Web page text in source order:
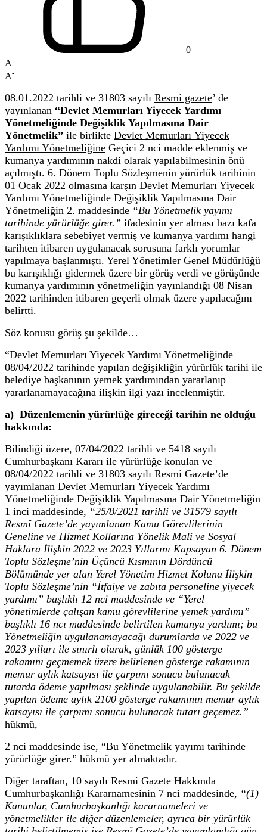
0
A+
A-
08.01.2022 tarihli ve 31803 sayılı Resmi gazete’ de
yayınlanan “Devlet Memurları Yiyecek Yardımı
Yönetmeliğinde Değişiklik Yapılmasına Dair
Yönetmelik” ile birlikte Devlet Memurları Yiyecek
Yardımı Yönetmeliğine Geçici 2 nci madde eklenmiş ve
kumanya yardımının nakdi olarak yapılabilmesinin önü
açılmıştı. 6. Dönem Toplu Sözleşmenin yürürlük tarihinin
01 Ocak 2022 olmasına karşın Devlet Memurları Yiyecek
Yardımı Yönetmeliğinde Değişiklik Yapılmasına Dair
Yönetmeliğin 2. maddesinde “Bu Yönetmelik yayımı
tarihinde yürürlüğe girer.” ifadesinin yer alması bazı kafa
karışıklıklara sebebiyet vermiş ve kumanya yardımı hangi
tarihten itibaren uygulanacak sorusuna farklı yorumlar
yapılmaya başlanmıştı. Yerel Yönetimler Genel Müdürlüğü
bu karışıklığı gidermek üzere bir görüş verdi ve görüşünde
kumanya yardımının yönetmeliğin yayınlandığı 08 Nisan
2022 tarihinden itibaren geçerli olmak üzere yapılacağını
belirtti.
Söz konusu görüş şu şekilde…
“Devlet Memurları Yiyecek Yardımı Yönetmeliğinde
08/04/2022 tarihinde yapılan değişikliğin yürürlük tarihi ile
belediye başkanının yemek yardımından yararlanıp
yararlanamayacağına ilişkin ilgi yazı incelenmiştir.
a) Düzenlemenin yürürlüğe gireceği tarihin ne olduğu
hakkında:
Bilindiği üzere, 07/04/2022 tarihli ve 5418 sayılı
Cumhurbaşkanı Kararı ile yürürlüğe konulan ve
08/04/2022 tarihli ve 31803 sayılı Resmi Gazete’de
yayımlanan Devlet Memurları Yiyecek Yardımı
Yönetmeliğinde Değişiklik Yapılmasına Dair Yönetmeliğin
1 inci maddesinde, “25/8/2021 tarihli ve 31579 sayılı
Resmî Gazete’de yayımlanan Kamu Görevlilerinin
Geneline ve Hizmet Kollarına Yönelik Mali ve Sosyal
Haklara İlişkin 2022 ve 2023 Yıllarını Kapsayan 6. Dönem
Toplu Sözleşme’nin Üçüncü Kısmının Dördüncü
Bölümünde yer alan Yerel Yönetim Hizmet Koluna İlişkin
Toplu Sözleşme’nin “İtfaiye ve zabıta personeline yiyecek
yardımı” başlıklı 12 nci maddesinde ve “Yerel
yönetimlerde çalışan kamu görevlilerine yemek yardımı”
başlıklı 16 ncı maddesinde belirtilen kumanya yardımı; bu
Yönetmeliğin uygulanamayacağı durumlarda ve 2022 ve
2023 yılları ile sınırlı olarak, günlük 100 gösterge
rakamını geçmemek üzere belirlenen gösterge rakamının
memur aylık katsayısı ile çarpımı sonucu bulunacak
tutarda ödeme yapılması şeklinde uygulanabilir. Bu şekilde
yapılan ödeme aylık 2100 gösterge rakamının memur aylık
katsayısı ile çarpımı sonucu bulunacak tutarı geçemez.”
hükmü,
2 nci maddesinde ise, “Bu Yönetmelik yayımı tarihinde
yürürlüğe girer.” hükmü yer almaktadır.
Diğer taraftan, 10 sayılı Resmi Gazete Hakkında
Cumhurbaşkanlığı Kararnamesinin 7 nci maddesinde, “(1)
Kanunlar, Cumhurbaşkanlığı kararnameleri ve
yönetmelikler ile diğer düzenlemeler, ayrıca bir yürürlük